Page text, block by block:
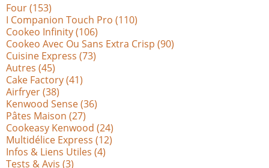
Four(153)
I Companion Touch Pro (110)
Cookeo Infinity(106)
Cookeo Avec Ou Sans Extra Crisp (90)
Cuisine Express (73)
Autres (45)
Cake Factory(41)
Airfryer(38)
Kenwood Sense(36)
Pâtes Maison (27)
Cookeasy Kenwood (24)
Multidélice Express (12)
Infos & Liens Utiles (4)
Tests & Avis (3)